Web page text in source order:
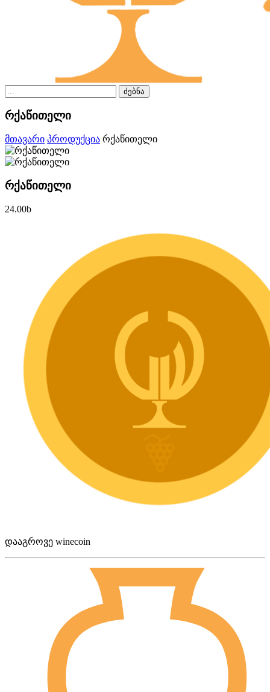
ძებნა
რქაწითელი
მთავარი პროდუქცია რქაწითელი
რქაწითელი
24.00b
დააგროვე winecoin